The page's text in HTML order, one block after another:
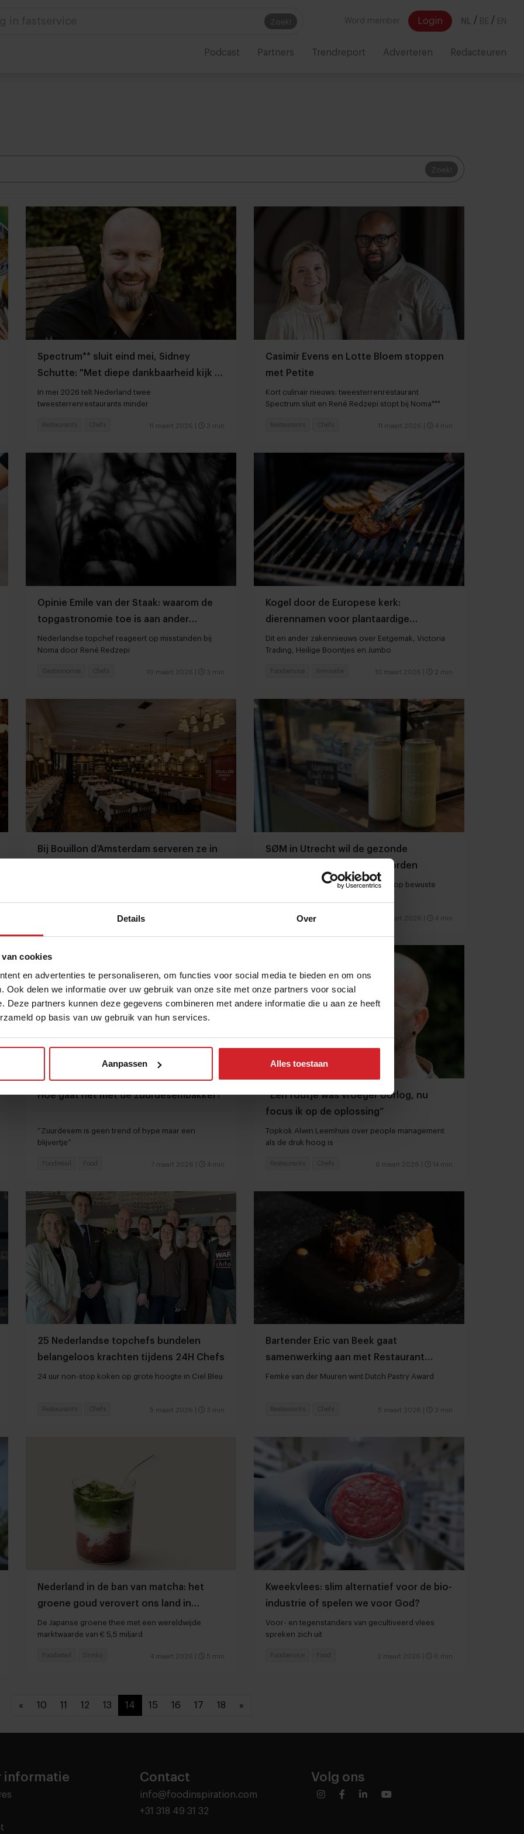
Details Over
cookies
en advertenties te personaliseren, om functies voor social media te bieden en om ons
Ook delen we informatie over uw gebruik van onze site met onze partners voor social
Deze partners kunnen deze gegevens combineren met andere informatie die u aan ze heeft
op basis van uw gebruik van hun services.
Aanpassen Alles toestaan
Zoek! Word member Login NL / BE / EN
Podcast Partners Trendreport Adverteren Redacteuren
Zoek!
Spectrum** sluit eind mei, Sidney
Schutte: "Met diepe dankbaarheid kijk ik
terug"
In mei 2026 telt Nederland twee
tweesterrenrestaurants minder
11 maart 2026 3 min
Restaurants Chefs
Casimir Evens en Lotte Bloem stoppen
met Petite
Kort culinair nieuws: tweesterrenrestaurant
Spectrum sluit en René Redzepi stopt bij Noma***
11 maart 2026 4 min
Restaurants Chefs
Opinie Emile van der Staak: waarom de
topgastronomie toe is aan ander
leiderschap
Nederlandse topchef reageert op misstanden bij
Noma door René Redzepi
10 maart 2026 3 min
Gastronomie Chefs
Kogel door de Europese kerk:
dierennamen voor plantaardige
producten voortaan verboden
Dit en ander zakennieuws over Eetgemak, Victoria
Trading, Heilige Boontjes en Jumbo
10 maart 2026 2 min
Foodservice Innovatie
Bij Bouillon d’Amsterdam serveren ze in
SØM in Utrecht wil de gezonde
Starbucks van Nederland worden
Nieuw proteïneshake-concept mikt op bewuste
9 maart 2026 4 min
On-the-go Concepten
Hoe gaat het met de zuurdesembakker?
“Zuurdesem is geen trend of hype maar een
blijvertje”
7 maart 2026 4 min
Foodretail Food
“Een foutje was vroeger oorlog, nu
focus ik op de oplossing”
Topkok Alwin Leemhuis over people management
als de druk hoog is
6 maart 2026 14 min
Restaurants Chefs
25 Nederlandse topchefs bundelen
belangeloos krachten tijdens 24H Chefs
24 uur non-stop koken op grote hoogte in Ciel Bleu
5 maart 2026 3 min
Restaurants Chefs
Bartender Eric van Beek gaat
samenwerking aan met Restaurant
Showw*
Femke van der Muuren wint Dutch Pastry Award
5 maart 2026 3 min
Restaurants Chefs
Nederland in de ban van matcha: het
groene goud verovert ons land in
razend tempo
De Japanse groene thee met een wereldwijde
marktwaarde van € 5,5 miljard
4 maart 2026 5 min
Foodretail Drinks
Kweekvlees: slim alternatief voor de bio-
industrie of spelen we voor God?
Voor- en tegenstanders van gecultiveerd vlees
spreken zich uit
2 maart 2026 6 min
Foodservice Food
« 10 11 12 13 14 15 16 17 18 »
informatie Contact
info@foodinspiration.com
+31 318 49 31 32
Volg ons